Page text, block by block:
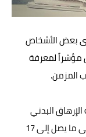
بعض الأشخاص
لمعرفة
المزمن.
ومتلازمة التعب المزمن مرض شديد من أعراضه‭ ‬الإرهاق البدني
والذهني طويل الأجل، ومن المعتقد أنه يؤثر على ما يصل إلى 17